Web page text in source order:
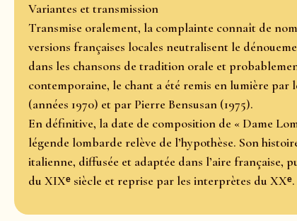
Variantes et transmission
Transmise oralement, la complainte connaît de
versions françaises locales neutralisent le
dans les chansons de tradition orale et
contemporaine, le chant a été remis en lumière
(années 1970) et par Pierre Bensusan (1975).
En définitive, la date de composition de « Dame
légende lombarde relève de l’hypothèse. Son
italienne, diffusée et adaptée dans l’aire française,
du XIXᵉ siècle et reprise par les interprètes du XXᵉ.